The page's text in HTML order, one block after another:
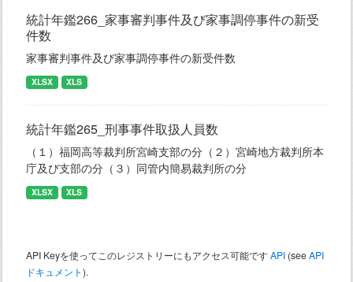
統計年鑑266_家事審判事件及び家事調停事件の新受
件数
家事審判事件及び家事調停事件の新受件数
XLSX XLS
統計年鑑265_刑事事件取扱人員数
（１）福岡高等裁判所宮崎支部の分（２）宮崎地方裁判所本
庁及び支部の分（３）同管内簡易裁判所の分
XLSX XLS
API Keyを使ってこのレジストリーにもアクセス可能ですAPI (seeAPI
ドキュメント).